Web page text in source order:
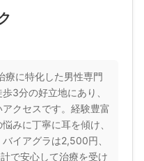
療に特化した男性専門
3分の好立地にあり、
クセスです。経験豊富
みに丁寧に耳を傾け、
イアグラは2,500円、
で安心して治療を受け